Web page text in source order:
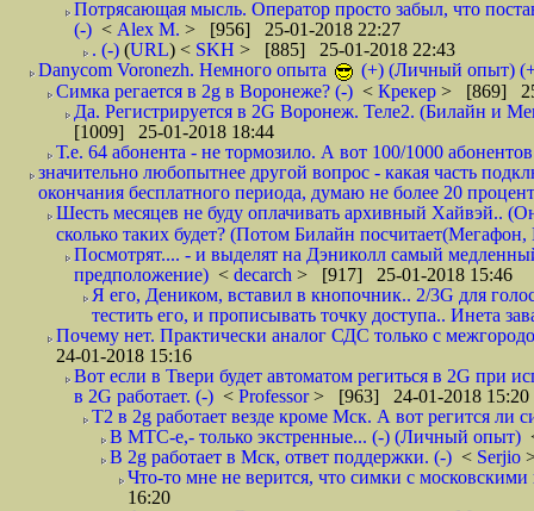
Потрясающая мысль. Оператор просто забыл, что
(-) < Alex M. > [956] 25-01-2018 22:27
. (-) (URL) < SKH > [885] 25-01-2018 22:43
Danycom Voronezh. Немного опыта
(+) (Личный опыт)
Симка регается в 2g в Воронеже? (-) < Крекер > [869]
Да. Регистрируется в 2G Воронеж. Теле2. (Билайн и
[1009] 25-01-2018 18:44
Т.е. 64 абонента - не тормозило. А вот 100/1000
значительно любопытнее другой вопрос - какая часть
окончания бесплатного периода, думаю не более 20
Шесть месяцев не буду оплачивать архивный Хайвэй..
сколько таких будет? (Потом Билайн
Посмотрят.... - и выделят на Дэниколл самый
предположение) < decarch > [917] 25-01-2018 15:46
Я его, Деником, вставил в кнопочник.. 2/3G для
тестить его, и прописывать точку доступа.. Инета
Почему нет. Практически аналог СДС только с
24-01-2018 15:16
Вот если в Твери будет автоматом региться в 2G при
в 2G работает. (-) < Professor> [963] 24-01-2018 15:20
T2 в 2g работает везде кроме Мск. А вот регится
В МТС-е,- только экстренные... (-) (Личный опыт)
В 2g работает в Мск, ответ поддержки. (-) < Serjio
Что-то мне не верится, что симки с
16:20